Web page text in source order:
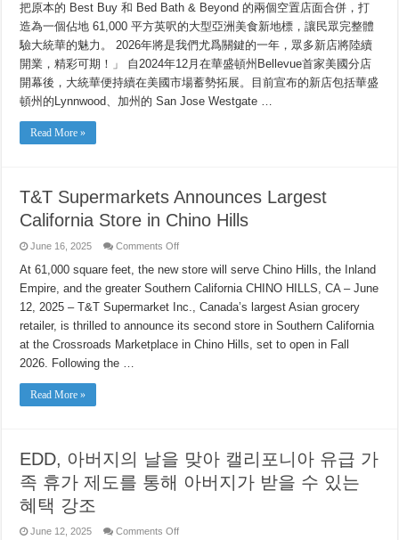
把原本的 Best Buy 和 Bed Bath & Beyond 的兩個空置店面合併，打
造為一個佔地 61,000 平方英呎的大型亞洲美食新地標，讓民眾完整體
驗大統華的魅力。 2026年將是我們尤爲關鍵的一年，眾多新店將陸續
開業，精彩可期！」 自2024年12月在華盛頓州Bellevue首家美國分店
開幕後，大統華便持續在美國市場蓄勢拓展。目前宣布的新店包括華盛
頓州的Lynnwood、加州的 San Jose Westgate …
Read More »
T&T Supermarkets Announces Largest
California Store in Chino Hills
June 16, 2025 Comments Offon
Supermarkets
Announces
Largest
Store
in
Chino
Hills
At 61,000 square feet, the new store will serve Chino Hills, the Inland
Empire, and the greater Southern California CHINO HILLS, CA – June
12, 2025 – T&T Supermarket Inc., Canada’s largest Asian grocery
retailer, is thrilled to announce its second store in Southern California
at the Crossroads Marketplace in Chino Hills, set to open in Fall
2026. Following the …
Read More »
EDD, 아버지의 날을 맞아 캘리포니아 유급 가
족 휴가 제도를 통해 아버지가 받을 수 있는
혜택 강조
June 12, 2025 Comments Offon